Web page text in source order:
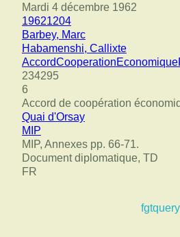
Mardi 4 décembre 1962
19621204
Barbey, Marc
Habamenshi, Callixte
234295
6
Accord de coopération
Quai d'Orsay
MIP
MIP, Annexes pp. 66-71.
Document diplomatique, TD
FR